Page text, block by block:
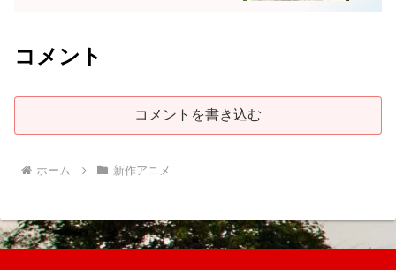
コメント
コメントを書き込む
ホーム 新作アニメ